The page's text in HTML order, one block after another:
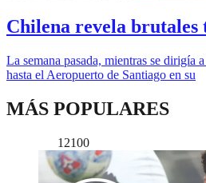
Chilena revela brutales
La semana pasada, mientras se
hasta el Aeropuerto de Santiago en su
MÁS POPULARES
12100